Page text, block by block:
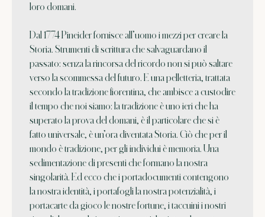
loro domani.
Dal 1774 Pineider fornisce all’uomo i mezzi per creare la
Storia. Strumenti di scrittura che salvaguardano il
passato: senza la rincorsa del ricordo non si può saltare
verso la scommessa del futuro. E una pelletteria, trattata
secondo la tradizione fiorentina, che ambisce a custodire
il tempo che noi siamo: la tradizione è uno ieri che ha
superato la prova del domani, è il particolare che si è
fatto universale, è un’ora diventata Storia. Ciò che per il
mondo è tradizione, per gli individui è memoria. Una
sedimentazione di presenti che formano la nostra
singolarità. Ed ecco che i portadocumenti contengono
la nostra identità, i portafogli la nostra potenzialità, i
portacarte da gioco le nostre fortune, i taccuini i nostri